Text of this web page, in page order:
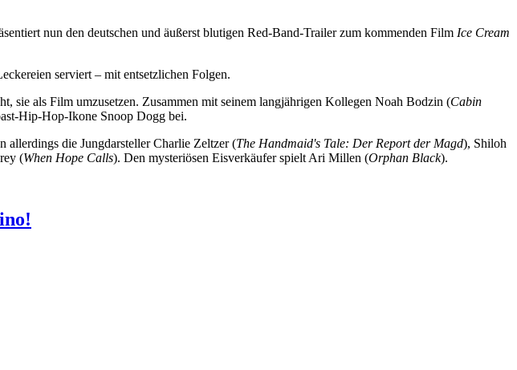
nun den deutschen und äußerst blutigen Red-Band-Trailer zum kommenden Film Ice Cream
serviert – mit entsetzlichen Folgen.
sie als Film umzusetzen. Zusammen mit seinem langjährigen Kollegen Noah Bodzin (Cabin
Hip-Hop-Ikone Snoop Dogg bei.
allerdings die Jungdarsteller Charlie Zeltzer (The Handmaid's Tale: Der Report der Magd), Shiloh
(When Hope Calls). Den mysteriösen Eisverkäufer spielt Ari Millen (Orphan Black).